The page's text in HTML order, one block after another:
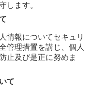
します。
情報についてセキュリ
管理措置を講じ、個人
止及び是正に努めま
て